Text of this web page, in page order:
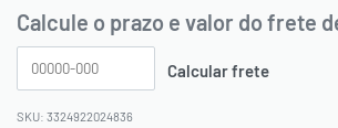
Calcule o prazo e valor do frete
3324922024836